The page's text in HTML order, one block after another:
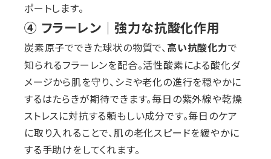
ポートします。
④ フラーレン｜強力な抗酸化作用
炭素原子でできた球状の物質で、 高い抗酸化力で
知られるフラーレンを配合。活性酸素による酸化ダ
メージから肌を守り、シミや老化の進行を穏やかに
するはたらきが期待できます。毎日の紫外線や乾燥
ストレスに対抗する頼もしい成分です。毎日のケア
に取り入れることで、肌の老化スピードを緩やかに
する手助けをしてくれます。